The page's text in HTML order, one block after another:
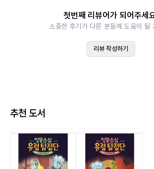
인간과 바람을 무서워하는 엉뚱하고 소심한
족과 오래된 학교에서 함께 살고 있었어요.
커다란 노란색 트럭 여러 대가 학교에 들어
하늘 위로 들어 올려 카즈 가족들의 은신처
바깥세상으로 내동댕이쳐졌어요. 카즈가 가
을 보는 인간 소녀 클레어를 만나 가족들을
다가 뜻밖의 제안을 받게 돼요. 바로 유령 사
유령 탐정단이 되는 것! 카즈와 클레어는 잃
첫번째 리뷰어가 되어주세
소중한 후기가 다른 분들께 도움이 될
리뷰 작성하기
추천 도서